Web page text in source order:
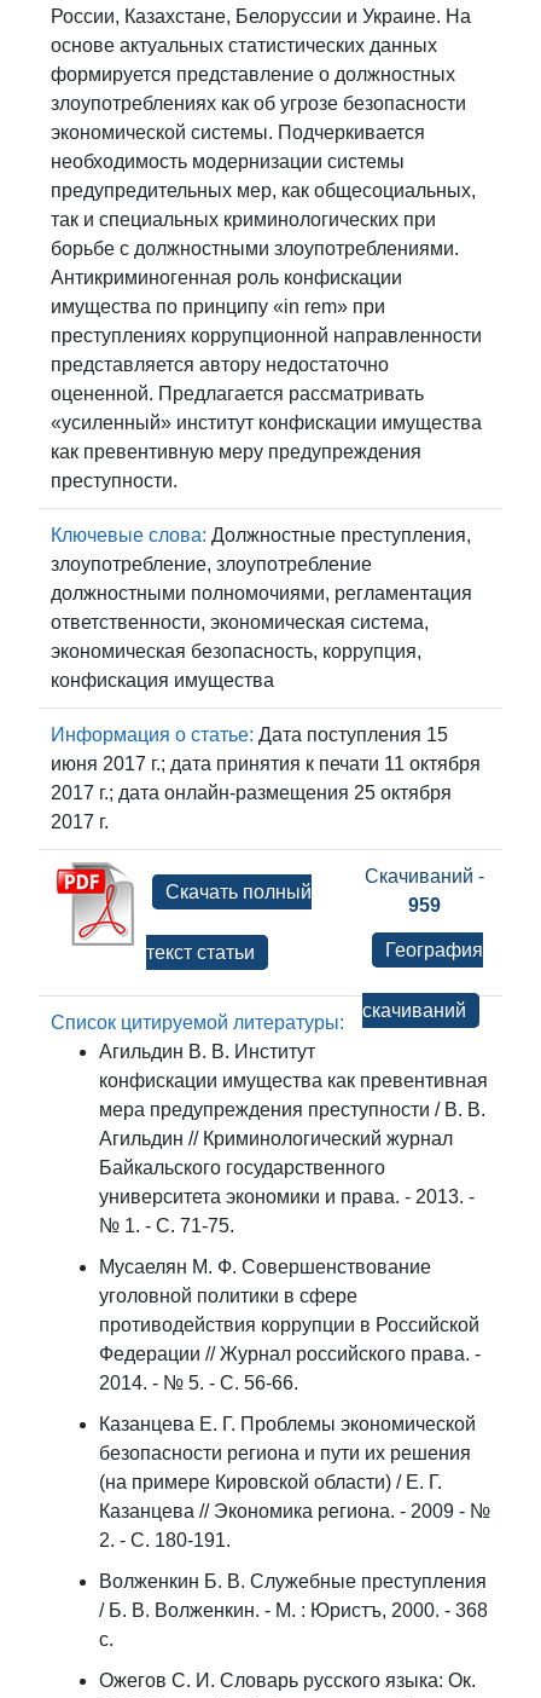
России, Казахстане, Белоруссии и Украине. На
основе актуальных статистических данных
формируется представление о должностных
злоупотреблениях как об угрозе безопасности
экономической системы. Подчеркивается
необходимость модернизации системы
предупредительных мер, как общесоциальных,
так и специальных криминологических при
борьбе с должностными злоупотреблениями.
Антикриминогенная роль конфискации
имущества по принципу «in rem» при
преступлениях коррупционной направленности
представляется автору недостаточно
оцененной. Предлагается рассматривать
«усиленный» институт конфискации имущества
как превентивную меру предупреждения
преступности.
Ключевые слова: Должностные преступления,
злоупотребление, злоупотребление
должностными полномочиями, регламентация
ответственности, экономическая система,
экономическая безопасность, коррупция,
конфискация имущества
Информация о статье: Дата поступления 15
июня 2017 г.; дата принятия к печати 11 октября
2017 г.; дата онлайн-размещения 25 октября
2017 г.
Скачиваний -
959
География
скачиваний
Скачать полный
текст статьи
Список цитируемой литературы:
Агильдин В. В. Институт
конфискации имущества как превентивная
мера предупреждения преступности / В. В.
Агильдин // Криминологический журнал
Байкальского государственного
университета экономики и права. - 2013. -
№ 1. - С. 71-75.
Мусаелян М. Ф. Совершенствование
уголовной политики в сфере
противодействия коррупции в Российской
Федерации // Журнал российского права. -
2014. - № 5. - С. 56-66.
Казанцева Е. Г. Проблемы экономической
безопасности региона и пути их решения
(на примере Кировской области) / Е. Г.
Казанцева // Экономика региона. - 2009 - №
2. - С. 180-191.
Волженкин Б. В. Служебные преступления
/ Б. В. Волженкин. - М. : Юристъ, 2000. - 368
с.
Ожегов С. И. Словарь русского языка: Ок.